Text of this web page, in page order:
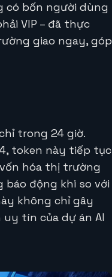
có bốn người dùng
VIP – đã thực
giao ngay, góp
trong 24 giờ.
token này tiếp tục
hóa thị trường
báo động khi so với
không chỉ gây
tín của dự án AI